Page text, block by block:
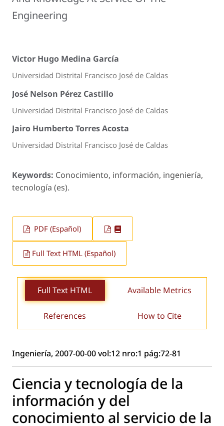
Engineering
Victor Hugo Medina García
Universidad Distrital Francisco José de Caldas
José Nelson Pérez Castillo
Universidad Distrital Francisco José de Caldas
Jairo Humberto Torres Acosta
Universidad Distrital Francisco José de Caldas
Keywords: Conocimiento, información, ingeniería,
tecnología (es).
PDF (Español)
Full Text HTML (Español)
Full Text HTML Available Metrics
References How to Cite
Ingeniería, 2007-00-00 vol:12 nro:1 pág:72-81
Ciencia y tecnología de la
información y del
conocimiento al servicio de la